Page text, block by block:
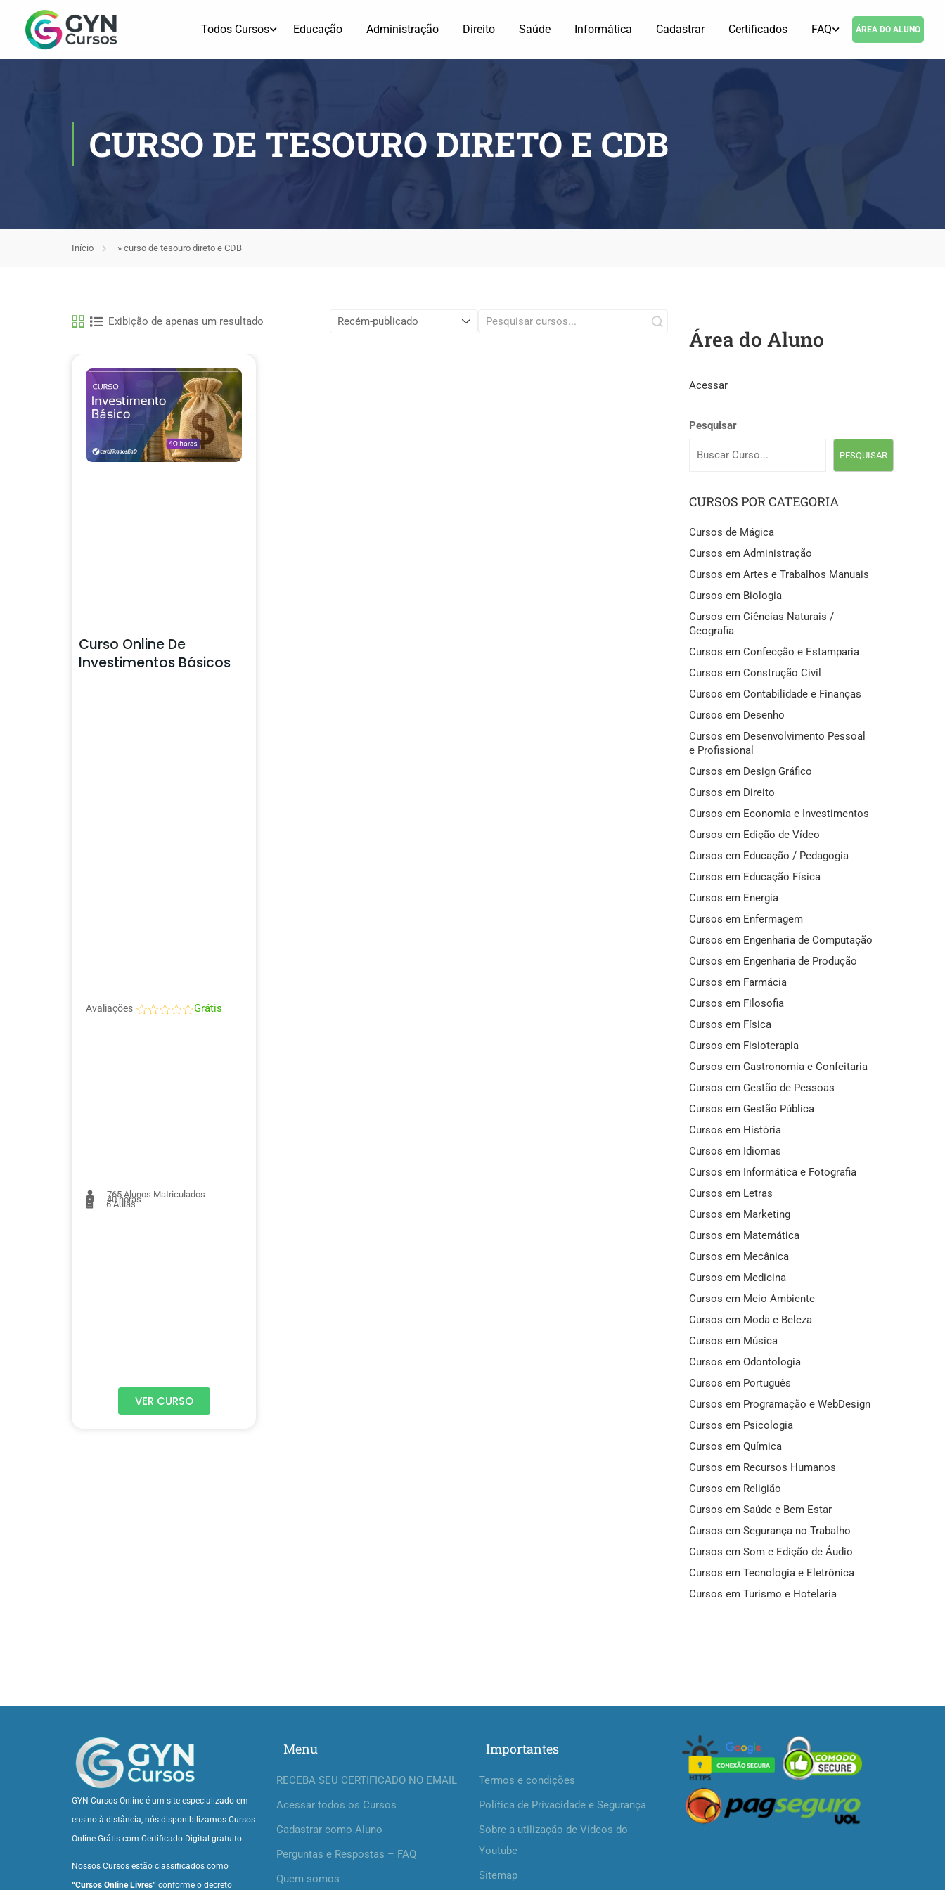
Todos Cursos Educação Administração Direito Saúde Informática Cadastrar Certificados FAQ ÁREA DO ALUNO
CURSO DE TESOURO DIRETO E CDB
Início » curso de tesouro direto e CDB
Exibição de apenas um resultado
Curso Online De
Investimentos Básicos
Avaliações Grátis
765 Alunos Matriculados
40 horas
6Aulas
VER CURSO
Área do Aluno
Acessar
Pesquisar
PESQUISAR
CURSOS POR CATEGORIA
Cursos de Mágica
Cursos em Administração
Cursos em Artes e Trabalhos Manuais
Cursos em Biologia
Cursos em Ciências Naturais /
Geografia
Cursos em Confecção e Estamparia
Cursos em Construção Civil
Cursos em Contabilidade e Finanças
Cursos em Desenho
Cursos em Desenvolvimento Pessoal
e Profissional
Cursos em Design Gráfico
Cursos em Direito
Cursos em Economia e Investimentos
Cursos em Edição de Vídeo
Cursos em Educação / Pedagogia
Cursos em Educação Física
Cursos em Energia
Cursos em Enfermagem
Cursos em Engenharia de Computação
Cursos em Engenharia de Produção
Cursos em Farmácia
Cursos em Filosofia
Cursos em Física
Cursos em Fisioterapia
Cursos em Gastronomia e Confeitaria
Cursos em Gestão de Pessoas
Cursos em Gestão Pública
Cursos em História
Cursos em Idiomas
Cursos em Informática e Fotografia
Cursos em Letras
Cursos em Marketing
Cursos em Matemática
Cursos em Mecânica
Cursos em Medicina
Cursos em Meio Ambiente
Cursos em Moda e Beleza
Cursos em Música
Cursos em Odontologia
Cursos em Português
Cursos em Programação e WebDesign
Cursos em Psicologia
Cursos em Química
Cursos em Recursos Humanos
Cursos em Religião
Cursos em Saúde e Bem Estar
Cursos em Segurança no Trabalho
Cursos em Som e Edição de Áudio
Cursos em Tecnologia e Eletrônica
Cursos em Turismo e Hotelaria
GYN Cursos Online é um site especializado em
ensino à distância, nós disponibilizamos Cursos
Online Grátis com Certificado Digital gratuito.
Nossos Cursos estão classificados como
“Cursos Online Livres” conforme o decreto
Menu
RECEBA SEU CERTIFICADO NO EMAIL
Acessar todos os Cursos
Cadastrar como Aluno
Perguntas e Respostas – FAQ
Quem somos
Importantes
Termos e condições
Política de Privacidade e Segurança
Sobre a utilização de Vídeos do
Youtube
Sitemap